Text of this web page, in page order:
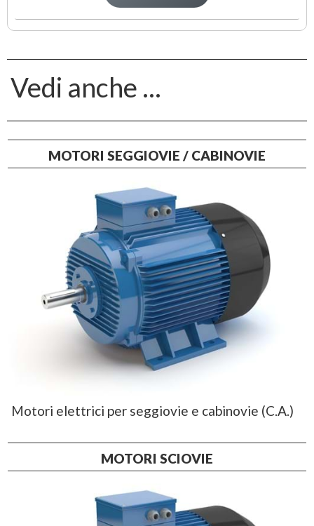
Vedi anche ...
MOTORI SEGGIOVIE / CABINOVIE
Motori elettrici per seggiovie e cabinovie (C.A.)
MOTORI SCIOVIE